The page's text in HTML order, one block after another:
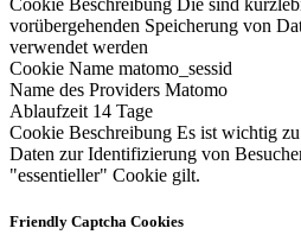
Cookie Beschreibung Die sind
vorübergehenden Speicherung von
verwendet werden
Cookie Name matomo_sessid
Name des Providers Matomo
Ablaufzeit 14 Tage
Cookie Beschreibung Es ist wichtig zu
Daten zur Identifizierung von
"essentieller" Cookie gilt.
Friendly Captcha Cookies